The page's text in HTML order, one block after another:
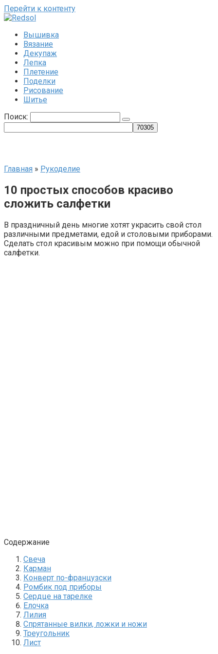
Перейти к контенту
Вышивка
Вязание
Декупаж
Лепка
Плетение
Поделки
Рисование
Шитье
Поиск:
Главная » Рукоделие
10 простых способов красиво
сложить салфетки
В праздничный день многие хотят украсить свой стол
различными предметами, едой и столовыми приборами.
Сделать стол красивым можно при помощи обычной
салфетки.
Содержание
Свеча
Карман
Конверт по-французски
Ромбик под приборы
Сердце на тарелке
Елочка
Лилия
Спрятанные вилки, ложки и ножи
Треугольник
Лист